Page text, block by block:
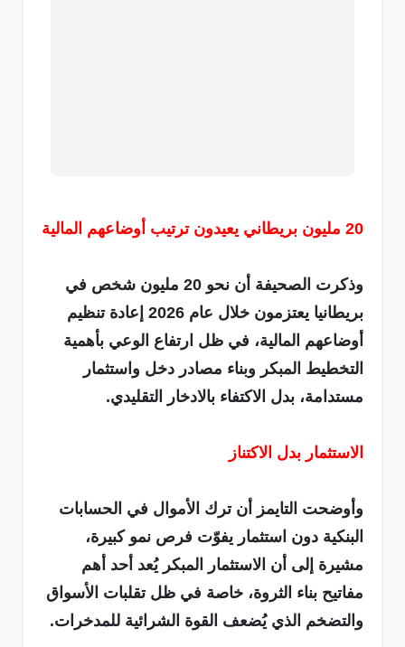
20 مليون بريطاني يعيدون ترتيب أوضاعهم المالية
وذكرت الصحيفة أن نحو 20 مليون شخص في
بريطانيا يعتزمون خلال عام 2026 إعادة تنظيم
أوضاعهم المالية، في ظل ارتفاع الوعي بأهمية
التخطيط المبكر وبناء مصادر دخل واستثمار
مستدامة، بدل الاكتفاء بالادخار التقليدي.
الاستثمار بدل الاكتناز
وأوضحت التايمز أن ترك الأموال في الحسابات
البنكية دون استثمار يفوّت فرص نمو كبيرة،
مشيرة إلى أن الاستثمار المبكر يُعد أحد أهم
مفاتيح بناء الثروة، خاصة في ظل تقلبات الأسواق
والتضخم الذي يُضعف القوة الشرائية للمدخرات.